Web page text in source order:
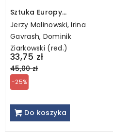
Sztuka Europy
Wschodniej • Искусство
Восточной Европы • Art of
the East Europe • Tom 3
Jerzy Malinowski, Irina
Gavrash, Dominik
Ziarkowski (red.)
33,75 zł
Regular
price
45,00 zł
-25%
Do koszyka